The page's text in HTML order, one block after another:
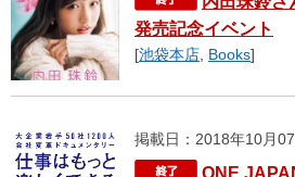
発売記念イベント
[池袋本店 Books]
掲載日：2018年10月
ONE